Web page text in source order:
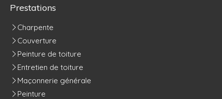
Prestations
Charpente
Couverture
Peinture de toiture
Entretien de toiture
Maçonnerie générale
Peinture